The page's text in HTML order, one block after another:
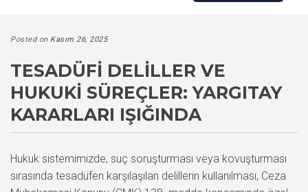
Posted on Kasım 26, 2025
TESADÜFI DELILLER VE
HUKUKI SÜREÇLER: YARGITAY
KARARLARI IŞIĞINDA
Hukuk sistemimizde, suç soruşturması veya kovuşturması
sırasında tesadüfen karşılaşılan delillerin kullanılması, Ceza